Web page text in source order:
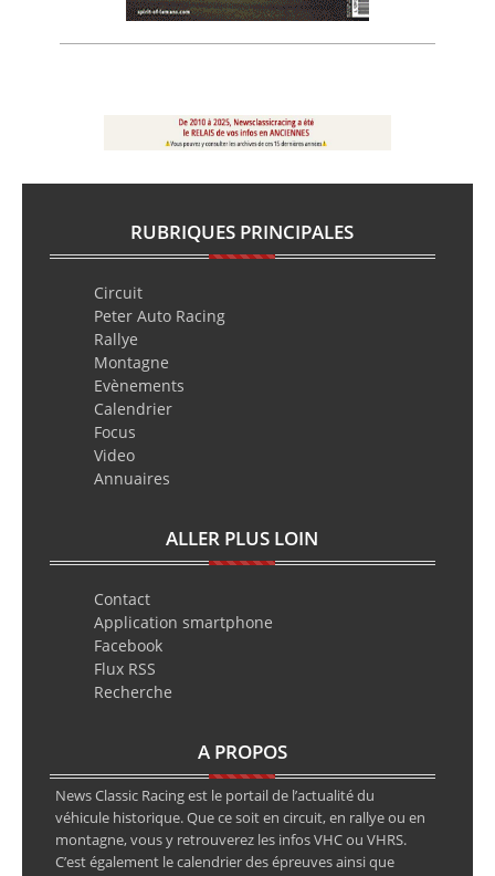
RUBRIQUES PRINCIPALES
Circuit
Peter Auto Racing
Rallye
Montagne
Evènements
Calendrier
Focus
Video
Annuaires
ALLER PLUS LOIN
Contact
Application smartphone
Facebook
Flux RSS
Recherche
A PROPOS
News Classic Racing est le portail de l’actualité du
véhicule historique. Que ce soit en circuit, en rallye ou en
montagne, vous y retrouverez les infos VHC ou VHRS.
C’est également le calendrier des épreuves ainsi que